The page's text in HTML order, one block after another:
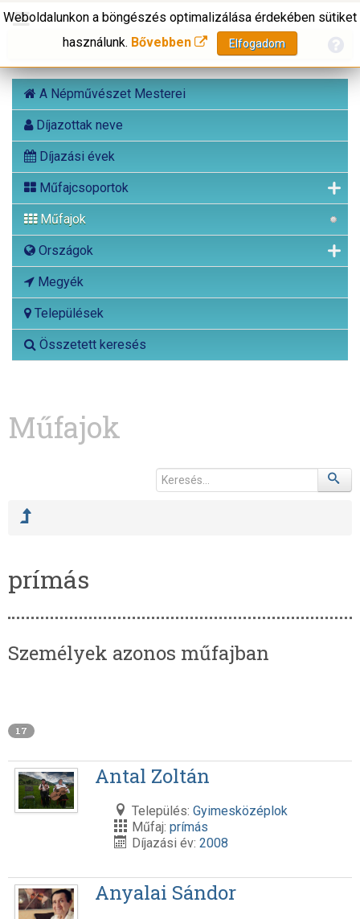
A Népművészet Mesterei
Díjazottak neve
Díjazási évek
Műfajcsoportok
Műfajok
Országok
Megyék
Települések
Összetett keresés
Weboldalunkon a böngészés optimalizálása érdekében sütiket
használunk. Bővebben Elfogadom
Műfajok
prímás
Személyek azonos műfajban
17
Antal Zoltán
Település: Gyimesközéplok
Műfaj: prímás
Díjazási év: 2008
Anyalai Sándor